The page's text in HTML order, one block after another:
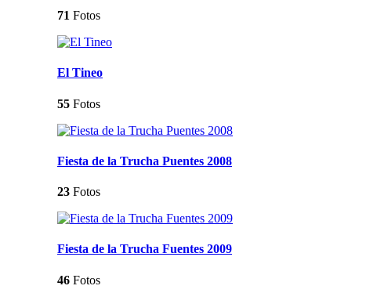
71 Fotos
El Tineo
55 Fotos
Fiesta de la Trucha Puentes 2008
23 Fotos
Fiesta de la Trucha Fuentes 2009
46 Fotos